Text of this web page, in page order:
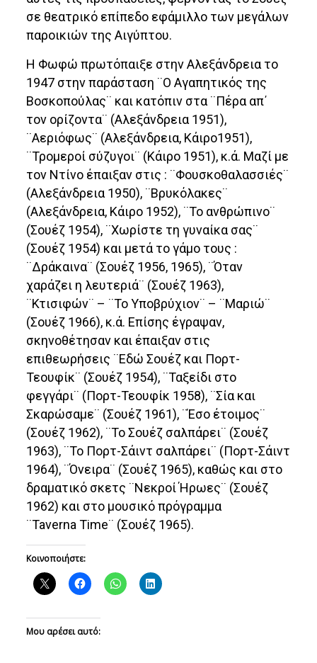
σε θεατρικό επίπεδο εφάμιλλο των μεγάλων
παροικιών της Αιγύπτου.
Η Φωφώ πρωτόπαιξε στην Αλεξάνδρεια το
1947 στην παράσταση ¨Ο Αγαπητικός της
Βοσκοπούλας¨ και κατόπιν στα ¨Πέρα απ΄
τον ορίζοντα¨ (Αλεξάνδρεια 1951),
¨Αεριόφως¨ (Αλεξάνδρεια, Κάιρο1951),
¨Τρομεροί σύζυγοι¨ (Κάιρο 1951), κ.ά. Μαζί με
τον Ντίνο έπαιξαν στις : ¨Φουσκοθαλασσιές¨
(Αλεξάνδρεια 1950), ¨Βρυκόλακες¨
(Αλεξάνδρεια, Κάιρο 1952), ¨Το ανθρώπινο¨
(Σουέζ 1954), ¨Χωρίστε τη γυναίκα σας¨
(Σουέζ 1954) και μετά το γάμο τους :
¨Δράκαινα¨ (Σουέζ 1956, 1965), ¨Όταν
χαράζει η λευτεριά¨ (Σουέζ 1963),
¨Κτισιφών¨ – ¨Το Υποβρύχιον¨ – ¨Μαριώ¨
(Σουέζ 1966), κ.ά. Επίσης έγραψαν,
σκηνοθέτησαν και έπαιξαν στις
επιθεωρήσεις ¨Εδώ Σουέζ και Πορτ-
Τεουφίκ¨ (Σουέζ 1954), ¨Ταξείδι στο
φεγγάρι¨ (Πορτ-Τεουφίκ 1958), ¨Σία και
Σκαρώσαμε¨ (Σουέζ 1961), ¨Έσο έτοιμος¨
(Σουέζ 1962), ¨Το Σουέζ σαλπάρει¨ (Σουέζ
1963), ¨Το Πορτ-Σάιντ σαλπάρει¨ (Πορτ-Σάιντ
1964), ¨Όνειρα¨ (Σουέζ 1965), καθώς και στο
δραματικό σκετς ¨Νεκροί Ήρωες¨ (Σουέζ
1962) και στο μουσικό πρόγραμμα
¨Taverna Time¨ (Σουέζ 1965).
Κοινοποιήστε:
Μου αρέσει αυτό: